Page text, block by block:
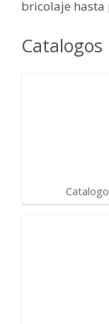
bricolaje hasta
Catalogos